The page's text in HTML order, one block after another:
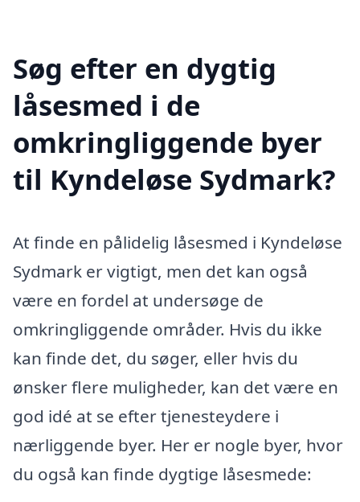
Søg efter en dygtig
låsesmed i de
omkringliggende byer
til Kyndeløse Sydmark?
At finde en pålidelig låsesmed i Kyndeløse
Sydmark er vigtigt, men det kan også
være en fordel at undersøge de
omkringliggende områder. Hvis du ikke
kan finde det, du søger, eller hvis du
ønsker flere muligheder, kan det være en
god idé at se efter tjenesteydere i
nærliggende byer. Her er nogle byer, hvor
du også kan finde dygtige låsesmede: